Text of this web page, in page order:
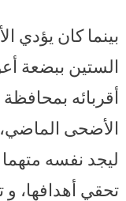
بينما كان يؤدي
الستين ببضعة
أقربائه
الأضحى
ليجد نفسه
تحقي أهدافها،